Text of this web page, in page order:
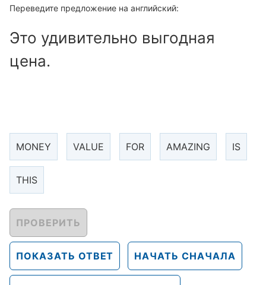
Переведите предложение на английский:
Это удивительно выгодная
цена.
MONEY VALUE FOR AMAZING IS
THIS
ПРОВЕРИТЬ
ПОКАЗАТЬ ОТВЕТ НАЧАТЬ СНАЧАЛА